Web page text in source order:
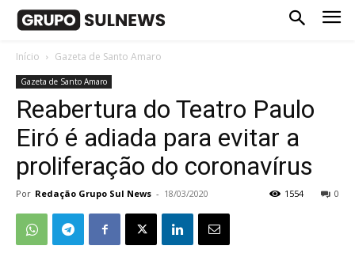
Início Gazeta de Santo Amaro
Gazeta de Santo Amaro
Reabertura do Teatro Paulo
Eiró é adiada para evitar a
proliferação do coronavírus
Por Redação Grupo Sul News - 18/03/2020 0
1554